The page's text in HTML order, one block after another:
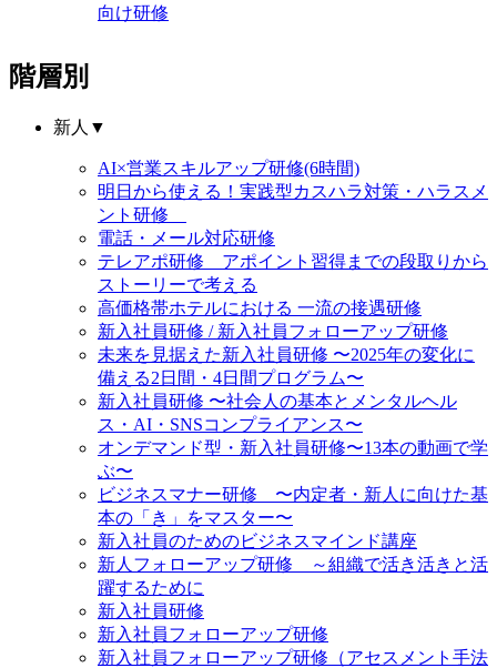
向け研修
階層別
新人 ▼
AI×営業スキルアップ研修(6時間)
明日から使える！実践型カスハラ対策・ハラスメ
ント研修
電話・メール対応研修
テレアポ研修 アポイント習得までの段取りから
ストーリーで考える
高価格帯ホテルにおける 一流の接遇研修
新入社員研修 / 新入社員フォローアップ研修
未来を見据えた新入社員研修 〜2025年の変化に
備える2日間・4日間プログラム〜
新入社員研修 〜社会人の基本とメンタルヘル
ス・AI・SNSコンプライアンス〜
オンデマンド型・新入社員研修〜13本の動画で学
ぶ〜
ビジネスマナー研修 〜内定者・新人に向けた基
本の「き」をマスター〜
新入社員のためのビジネスマインド講座
新人フォローアップ研修 ～組織で活き活きと活
躍するために
新入社員研修
新入社員フォローアップ研修
新入社員フォローアップ研修（アセスメント手法